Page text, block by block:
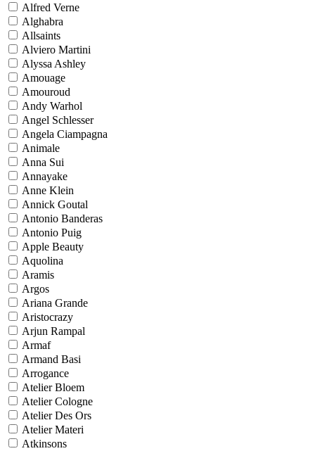
Alfred Verne
Alghabra
Allsaints
Alviero Martini
Alyssa Ashley
Amouage
Amouroud
Andy Warhol
Angel Schlesser
Angela Ciampagna
Animale
Anna Sui
Annayake
Anne Klein
Annick Goutal
Antonio Banderas
Antonio Puig
Apple Beauty
Aquolina
Aramis
Argos
Ariana Grande
Aristocrazy
Arjun Rampal
Armaf
Armand Basi
Arrogance
Atelier Bloem
Atelier Cologne
Atelier Des Ors
Atelier Materi
Atkinsons